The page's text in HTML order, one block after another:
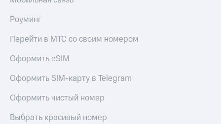
Роуминг
Перейти в МТС со своим номером
Оформить eSIM
Оформить SIM-карту в Telegram
Оформить чистый номер
Выбрать красивый номер